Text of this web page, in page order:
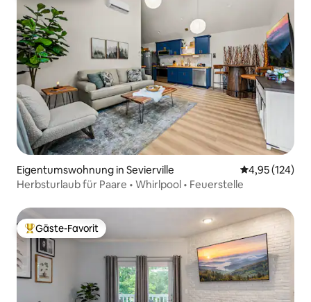
Eigentumswohnung in Sevierville
4,95 (124)
Herbsturlaub für Paare • Whirlpool • Feuerstelle
Beliebter Gäste-Favorit.
Gäste-Favorit